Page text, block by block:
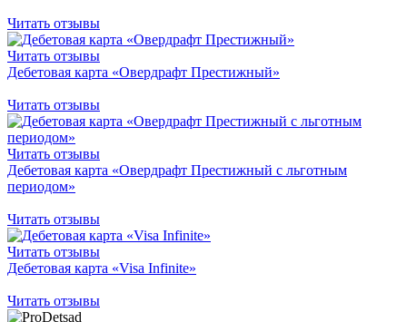
Читать отзывы
Читать отзывы
Дебетовая карта «Овердрафт Престижный»
Читать отзывы
Читать отзывы
Дебетовая карта «Овердрафт Престижный с льготным
периодом»
Читать отзывы
Читать отзывы
Дебетовая карта «Visa Infinite»
Читать отзывы